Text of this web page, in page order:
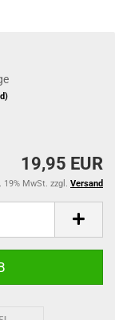
19,95 EUR
19% MwSt. zzgl. Versand